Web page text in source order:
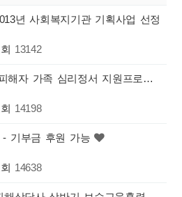
년 사회복지기관 기획사업 선정
13142
[위탁사업] 살인피해자 가족 심리정서 지원프로그램 - 경기도사회복지공동모금회
14198
- 기부금 후원 가능
14638